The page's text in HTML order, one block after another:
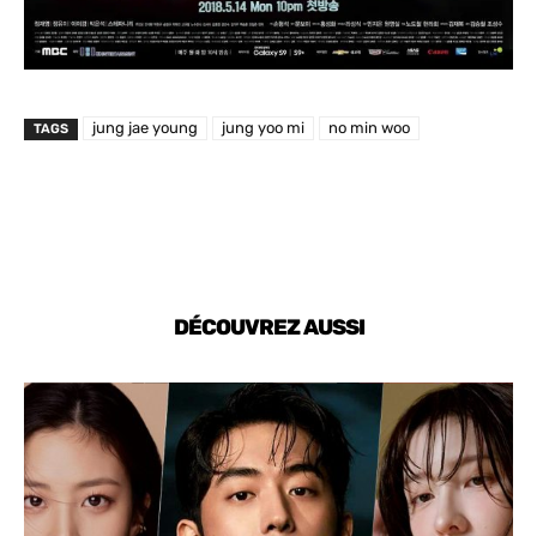
TAGS jung jae young jung yoo mi no min woo
DÉCOUVREZ AUSSI